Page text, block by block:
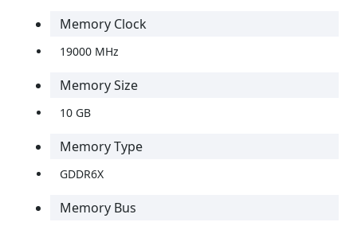
Memory Clock
19000 MHz
Memory Size
10 GB
Memory Type
GDDR6X
Memory Bus